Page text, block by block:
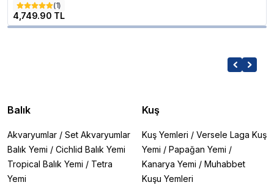
(1)
4,749.90 TL
Balık
Akvaryumlar / Set Akvaryumlar
Balık Yemi / Cichlid Balık Yemi
Tropical Balık Yemi / Tetra
Yemi
Kuş
Kuş Yemleri / Versele Laga Kuş
Yemi / Papağan Yemi /
Kanarya Yemi / Muhabbet
Kuşu Yemleri